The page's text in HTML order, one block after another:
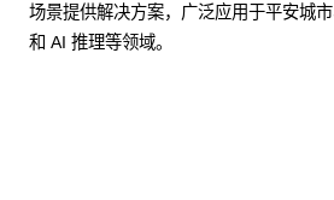
场景提供解决方案，广泛应用于平安城
和 AI 推理等领域。